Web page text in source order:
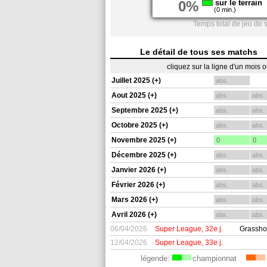
0% sur le terrain
(0 min.)
Temps total de jeu de
Le détail de tous ses matchs
cliquez sur la ligne d'un mois
Juillet 2025 (+)
abs.
Aout 2025 (+) abs. abs.
Septembre 2025 (+) abs. abs.
Octobre 2025 (+) abs. abs.
Novembre 2025 (+) 0 0
Décembre 2025 (+) abs. abs.
Janvier 2026 (+) abs. abs.
Février 2026 (+) abs. abs.
Mars 2026 (+) abs. abs.
Avril 2026 (+) abs. abs.
06/04/2026 Super League, 32e j.
12/04/2026
Super League, 33e j.
légende: championnat